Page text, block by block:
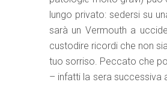
lungo privato: sedersi su
sarà un Vermouth a
custodire ricordi che non
tuo sorriso. Peccato che
– infatti la sera successiva